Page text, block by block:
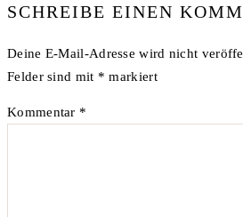
SCHREIBE EINEN
Deine E-Mail-Adresse wird nicht
Felder sind mit * markiert
Kommentar *